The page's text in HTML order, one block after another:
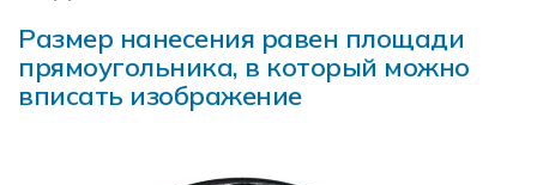
Размер нанесения равен площади
прямоугольника, в который можно
вписать изображение